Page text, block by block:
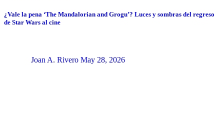
¿Vale la pena ‘The Mandalorian and Grogu’? Luces y sombras del regreso
de Star Wars al cine
Joan A. Rivero May 28, 2026